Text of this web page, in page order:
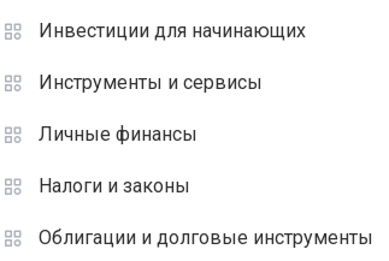
Инвестиции для начинающих
Инструменты и сервисы
Личные финансы
Налоги и законы
Облигации и долговые инструменты